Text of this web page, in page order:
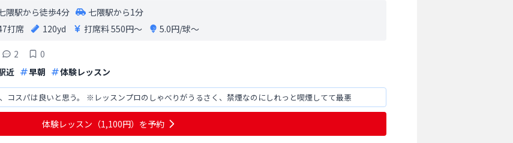
隈駅から徒歩4分
七隈駅から1分
打席
120yd 打席料550円〜 5.0円/球〜
2
0
近 早朝 体験レッスン
コスパは良いと思う。 ※レッスンプロのしゃべりがうるさく、禁煙なのにしれっと喫煙してて最悪
体験レッスン（1,100円）を予約